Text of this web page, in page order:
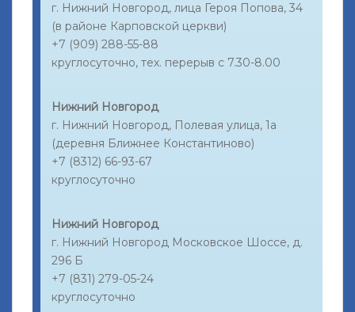
г. Нижний Новгород, лица Героя Попова, 34
(в районе Карповской церкви)
+7 (909) 288-55-88
круглосуточно, тех. перерыв с 7.30-8.00
Нижний Новгород
г. Нижний Новгород, Полевая улица, 1а
(деревня Ближнее Константиново)
+7 (8312) 66-93-67
круглосуточно
Нижний Новгород
г. Нижний Новгород Московское Шоссе, д.
296 Б
+7 (831) 279-05-24
круглосуточно